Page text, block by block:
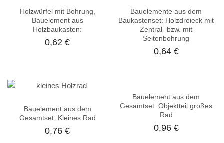
Holzwürfel mit Bohrung,
Bauelement aus
Holzbaukasten:
0,62€
Bauelemente aus dem
Baukastenset: Holzdreieck mit
Zentral- bzw. mit
Seitenbohrung
0,64 €
Bauelement aus dem
Gesamtset: Kleines Rad
0,76€
Bauelement aus dem
Gesamtset: Objektteil großes
Rad
0,96 €